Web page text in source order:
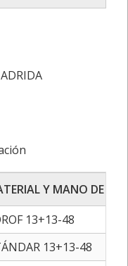
Y MANO DE
13+13-48
13+13-48